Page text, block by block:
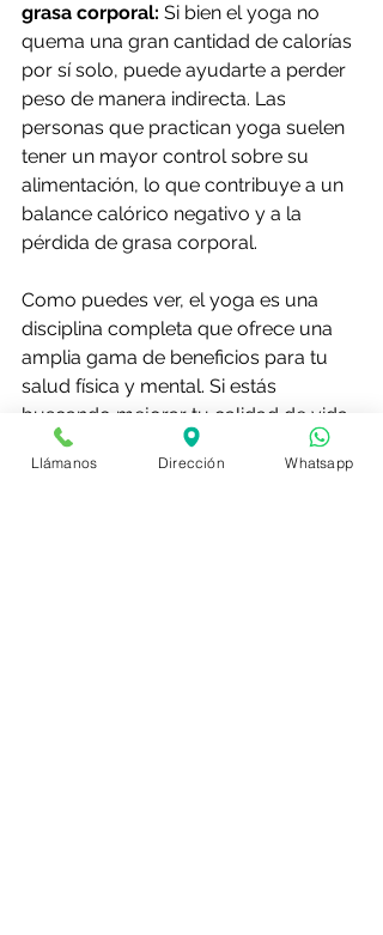
grasa corporal: Si bien el yoga no
quema una gran cantidad de calorías
por sí solo, puede ayudarte a perder
peso de manera indirecta. Las
personas que practican yoga suelen
tener un mayor control sobre su
alimentación, lo que contribuye a un
balance calórico negativo y a la
pérdida de grasa corporal.
Como puedes ver, el yoga es una
disciplina completa que ofrece una
amplia gama de beneficios para tu
salud física y mental. Si estás
buscando mejorar tu calidad de vida,
el yoga es una excelente opción para
ti.Llámanos Dirección Whatsapp